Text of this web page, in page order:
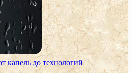
капель до технологий